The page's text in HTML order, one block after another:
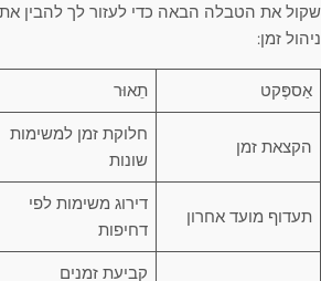
שקול את הטבלה הבאה כדי לעזור לך להבין
ניהול זמן:
אַספֶּקט תֵאוּר
הקצאת זמן
חלוקת זמן למשימות
שונות
תעדוף מועד אחרון
דירוג משימות לפי
דחיפות
קביעת זמנים